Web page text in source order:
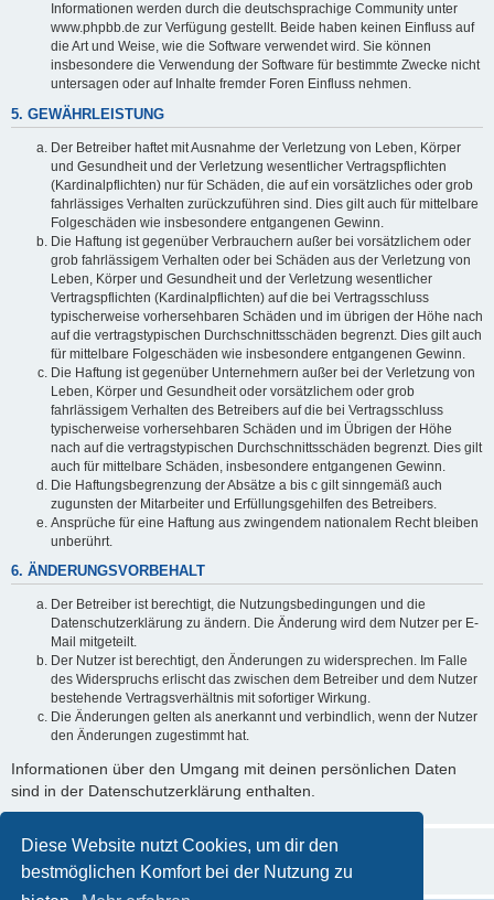
Diese Website nutzt Cookies, um dir den
bestmöglichen Komfort bei der Nutzung zu
Informationen werden durch die deutschsprachige Community unter
www.phpbb.de zur Verfügung gestellt. Beide haben keinen Einfluss auf
die Art und Weise, wie die Software verwendet wird. Sie können
insbesondere die Verwendung der Software für bestimmte Zwecke nicht
untersagen oder auf Inhalte fremder Foren Einfluss nehmen.
5. GEWÄHRLEISTUNG
Der Betreiber haftet mit Ausnahme der Verletzung von Leben, Körper
und Gesundheit und der Verletzung wesentlicher Vertragspflichten
(Kardinalpflichten) nur für Schäden, die auf ein vorsätzliches oder grob
fahrlässiges Verhalten zurückzuführen sind. Dies gilt auch für mittelbare
Folgeschäden wie insbesondere entgangenen Gewinn.
Die Haftung ist gegenüber Verbrauchern außer bei vorsätzlichem oder
grob fahrlässigem Verhalten oder bei Schäden aus der Verletzung von
Leben, Körper und Gesundheit und der Verletzung wesentlicher
Vertragspflichten (Kardinalpflichten) auf die bei Vertragsschluss
typischerweise vorhersehbaren Schäden und im übrigen der Höhe nach
auf die vertragstypischen Durchschnittsschäden begrenzt. Dies gilt auch
für mittelbare Folgeschäden wie insbesondere entgangenen Gewinn.
Die Haftung ist gegenüber Unternehmern außer bei der Verletzung von
Leben, Körper und Gesundheit oder vorsätzlichem oder grob
fahrlässigem Verhalten des Betreibers auf die bei Vertragsschluss
typischerweise vorhersehbaren Schäden und im Übrigen der Höhe
nach auf die vertragstypischen Durchschnittsschäden begrenzt. Dies gilt
auch für mittelbare Schäden, insbesondere entgangenen Gewinn.
Die Haftungsbegrenzung der Absätze a bis c gilt sinngemäß auch
zugunsten der Mitarbeiter und Erfüllungsgehilfen des Betreibers.
Ansprüche für eine Haftung aus zwingendem nationalem Recht bleiben
unberührt.
6. ÄNDERUNGSVORBEHALT
Der Betreiber ist berechtigt, die Nutzungsbedingungen und die
Datenschutzerklärung zu ändern. Die Änderung wird dem Nutzer per E-
Mail mitgeteilt.
Der Nutzer ist berechtigt, den Änderungen zu widersprechen. Im Falle
des Widerspruchs erlischt das zwischen dem Betreiber und dem Nutzer
bestehende Vertragsverhältnis mit sofortiger Wirkung.
Die Änderungen gelten als anerkannt und verbindlich, wenn der Nutzer
den Änderungen zugestimmt hat.
Informationen über den Umgang mit deinen persönlichen Daten
sind in der Datenschutzerklärung enthalten.